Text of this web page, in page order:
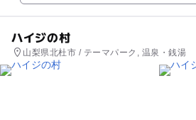
ハイジの村
山梨県北杜市 / テーマパーク, 温泉・銭湯